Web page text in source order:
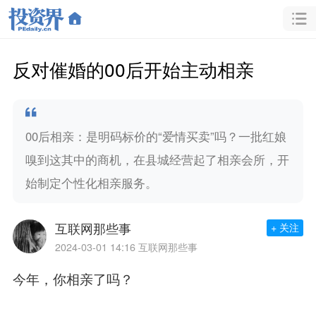
反对催婚的00后开始主动相亲
00后相亲：是明码标价的“爱情买卖”吗？一批红娘
嗅到这其中的商机，在县城经营起了相亲会所，开
始制定个性化相亲服务。
互联网那些事
2024-03-01 14:16 互联网那些事
+ 关注
今年，你相亲了吗？